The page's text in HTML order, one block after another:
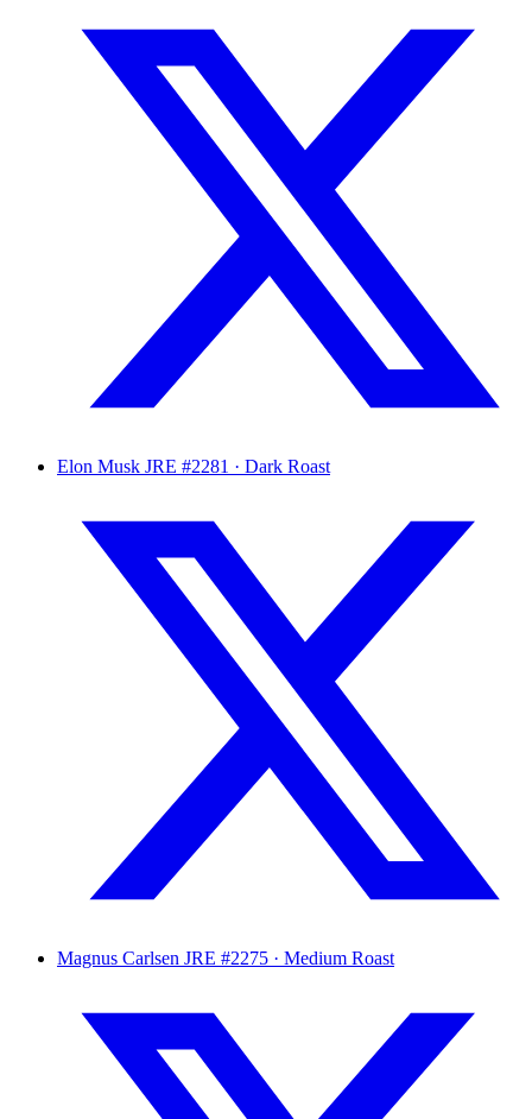
Elon Musk JRE #2281 · Dark Roast
Magnus Carlsen JRE #2275 · Medium Roast